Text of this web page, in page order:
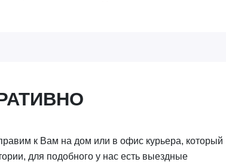
к Вам на дом или в офис курьера, который
для подобного у нас есть выездные